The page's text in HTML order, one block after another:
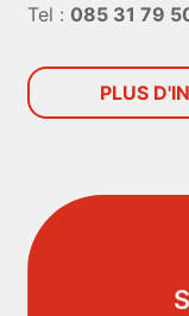
Tel : 085 31 79
PLUS